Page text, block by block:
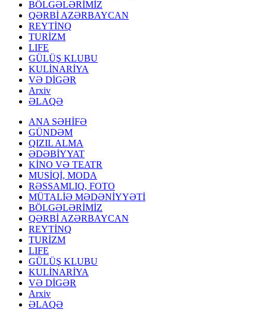
BÖLGƏLƏRİMİZ
QƏRBİ AZƏRBAYCAN
REYTİNQ
TURİZM
LIFE
GÜLÜŞ KLUBU
KULİNARİYA
VƏ DİGƏR
Arxiv
ƏLAQƏ
ANA SƏHİFƏ
GÜNDƏM
QIZIL ALMA
ƏDƏBİYYAT
KİNO VƏ TEATR
MUSİQİ, MODA
RƏSSAMLIQ, FOTO
MÜTALİƏ MƏDƏNİYYƏTİ
BÖLGƏLƏRİMİZ
QƏRBİ AZƏRBAYCAN
REYTİNQ
TURİZM
LIFE
GÜLÜŞ KLUBU
KULİNARİYA
VƏ DİGƏR
Arxiv
ƏLAQƏ